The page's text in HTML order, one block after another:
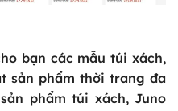
bạn các mẫu túi xách,
sản phẩm thời trang đa
phẩm túi xách, Juno